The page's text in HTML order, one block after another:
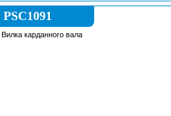
PSC1091
Вилка карданного вала